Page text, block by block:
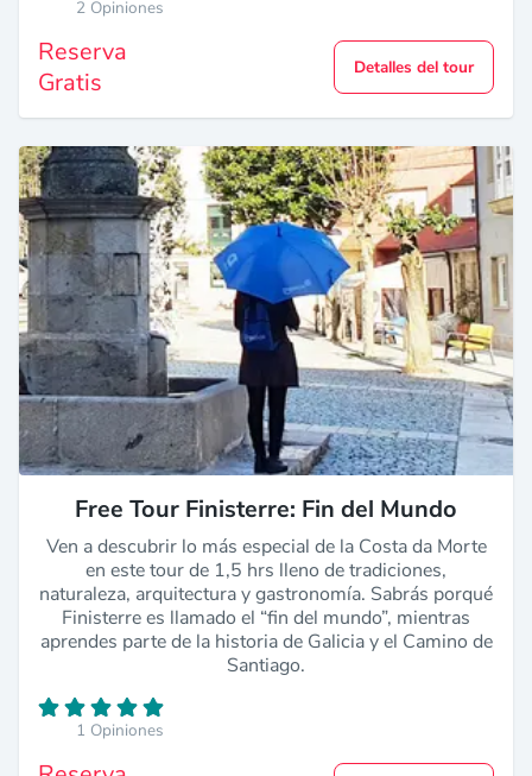
2 Opiniones
Reserva
Gratis
Detalles del tour
Free Tour Finisterre: Fin del Mundo
Ven a descubrir lo más especial de la Costa da Morte
en este tour de 1,5 hrs lleno de tradiciones,
naturaleza, arquitectura y gastronomía. Sabrás porqué
Finisterre es llamado el “fin del mundo”, mientras
aprendes parte de la historia de Galicia y el Camino de
Santiago.
1 Opiniones